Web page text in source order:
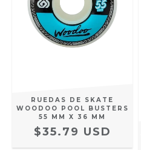
RUEDAS DE SKATE
WOODOO POOL BUSTERS
55 MM X 36 MM
$35.79 USD